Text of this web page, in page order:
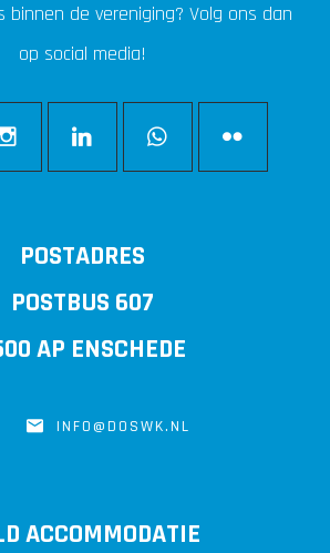
de vereniging? Volg ons dan
op social media!
POSTADRES
POSTBUS 607
AP ENSCHEDE
INFO@DOSWK.NL
ACCOMMODATIE